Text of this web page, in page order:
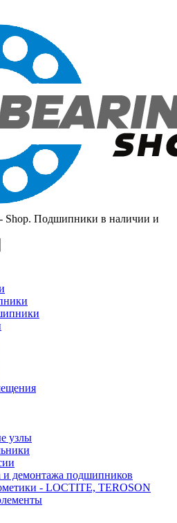
Shop. Подшипники в наличии и
узлы
демонтажа подшипников
- LOCTITE, TEROSON